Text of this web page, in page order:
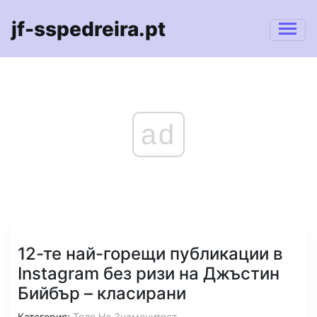
jf-sspedreira.pt
ad
12-те най-горещи публикации в
Instagram без ризи на Джъстин
Бийбър – класирани